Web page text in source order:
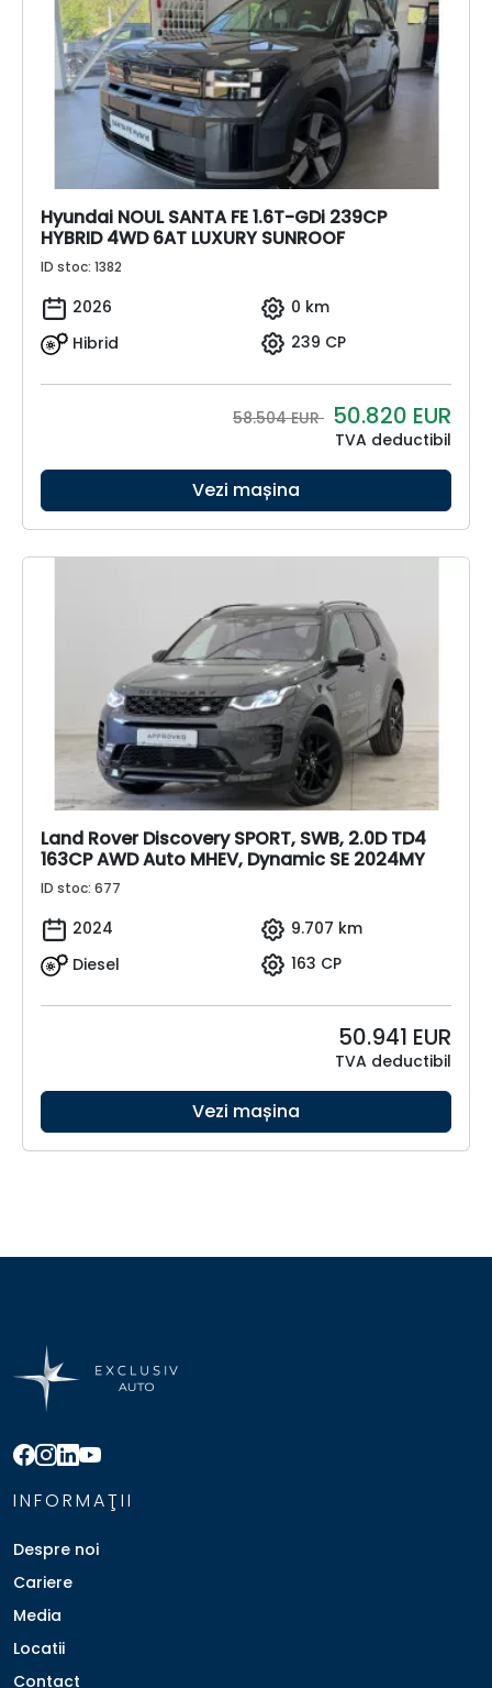
Hyundai NOUL SANTA FE 1.6T-GDi 239CP
HYBRID 4WD 6AT LUXURY SUNROOF
ID stoc: 1382
2026
0 km
Hibrid
239 CP
58.504 EUR 50.820 EUR
TVA deductibil
Vezi mașina
Land Rover Discovery SPORT, SWB, 2.0D TD4
163CP AWD Auto MHEV, Dynamic SE 2024MY
ID stoc: 677
2024
9.707 km
Diesel
163 CP
50.941 EUR
TVA deductibil
Vezi mașina
INFORMAŢII
Despre noi
Cariere
Media
Locatii
Contact